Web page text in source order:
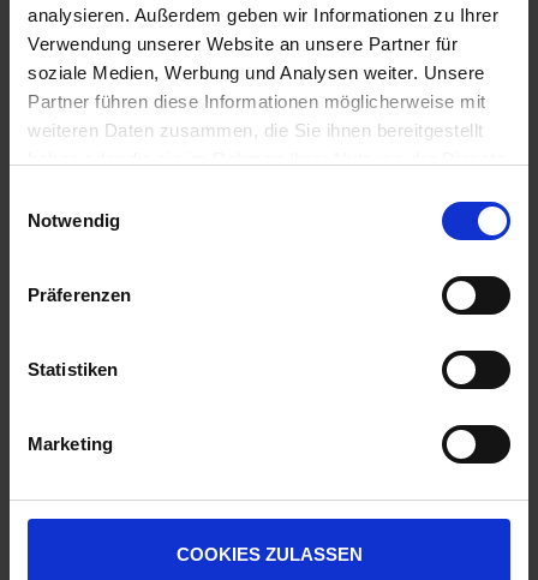
analysieren. Außerdem geben wir Informationen zu Ihrer
Verwendung unserer Website an unsere Partner für
soziale Medien, Werbung und Analysen weiter. Unsere
Partner führen diese Informationen möglicherweise mit
weiteren Daten zusammen, die Sie ihnen bereitgestellt
Notwendig
Präferenzen
Statistiken
Marketing
COOKIES ZULASSEN
50,33 € / St
pro 1 Stück
59,89 €
inkl. 19% MwSt., zzgl. Versandkosten
Lieferung voraussichtlich ab Dienstag, 11. August 2026
QTY_CONTROL_DECREASE
IN DEN WARENKORB
Jetzt 5 Ährenpunkte pro 1 Stück sichern.